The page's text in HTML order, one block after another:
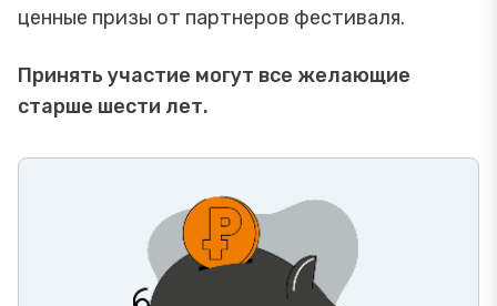
ценные призы от партнеров фестиваля.
Принять участие могут все желающие
старше шести лет.